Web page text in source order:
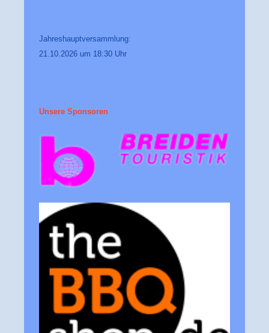
Jahreshauptversammlung:
21.10.2026 um 18:30 Uhr
Unsere Sponsoren